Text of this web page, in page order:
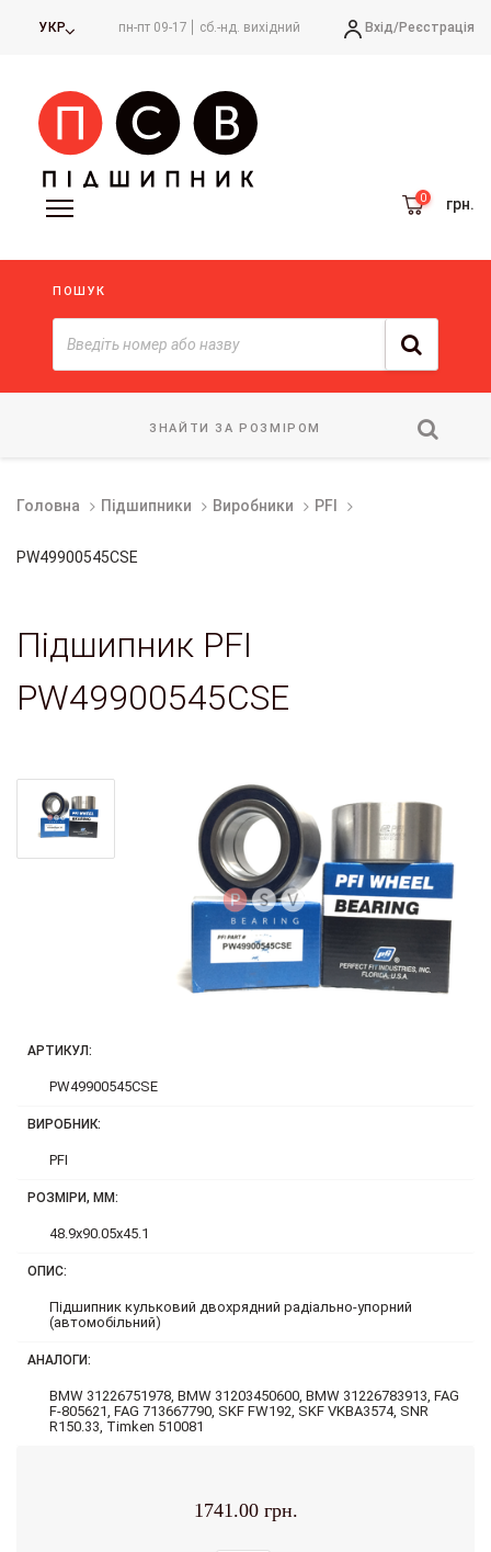
УКР пн-пт 09-17 сб.-нд. вихідний Вхід/Реєстрація
грн.
ПОШУК
ЗНАЙТИ ЗА РОЗМІРОМ
Головна Підшипники Виробники PFI
PW49900545CSE
Підшипник PFI
PW49900545CSE
АРТИКУЛ:
PW49900545CSE
ВИРОБНИК:
PFI
РОЗМІРИ, ММ:
48.9x90.05x45.1
ОПИС:
Підшипник кульковий двохрядний радіально-упорний
(автомобільний)
АНАЛОГИ:
BMW 31226751978, BMW 31203450600, BMW 31226783913, FAG
F-805621, FAG 713667790, SKF FW192, SKF VKBA3574, SNR
R150.33, Timken 510081
1741.00 грн.